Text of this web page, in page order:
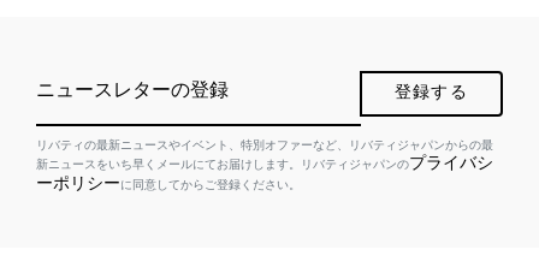
ニュースレターの登録 登録する
リバティの最新ニュースやイベント、特別オファーなど、リバティジャパンからの最
新ニュースをいち早くメールにてお届けします。リバティジャパンのプライバシ
ーポリシーに同意してからご登録ください。